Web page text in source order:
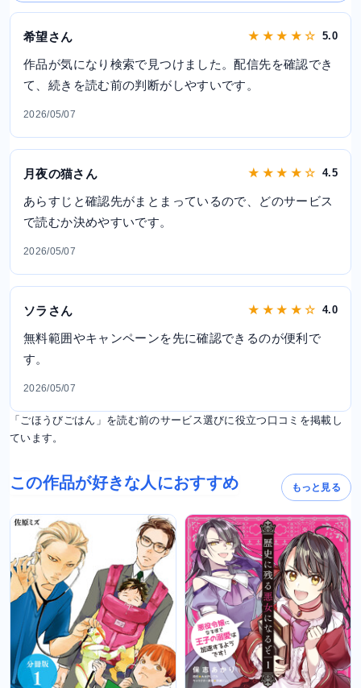
希望さん ★ ★ ★ ★ ☆ 5.0
作品が気になり検索で見つけました。配信先を確認でき
て、続きを読む前の判断がしやすいです。
2026/05/07
月夜の猫さん ★ ★ ★ ★ ☆ 4.5
あらすじと確認先がまとまっているので、どのサービス
で読むか決めやすいです。
2026/05/07
ソラさん ★ ★ ★ ★ ☆ 4.0
無料範囲やキャンペーンを先に確認できるのが便利で
す。
2026/05/07
「ごほうびごはん」を読む前のサービス選びに役立つ口コミを掲載し
ています。
この作品が好きな人におすすめ もっと見る